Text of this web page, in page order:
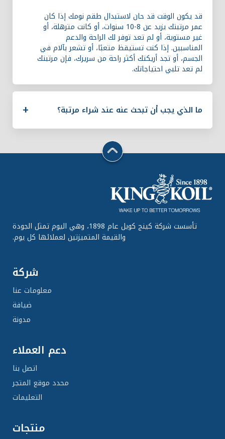
قد يكون الوقت قد حان لاستبدال طقم نومك إذا كان
عمر مرتبتك يزيد عن 8-10 سنوات، أو كانت مترهلة، أو
غير مستوية، أو لم تعد توفر لك الراحة والدعم
المناسبين. إذا كنت تستيقظ متعبًا، أو تشعر بآلام في
الجسم، أو تجد أريكتك أكثر راحة من سريرك، فإن مرتبتك
لم تعد تلبي احتياجاتك.
ما الذي يجب أن تبحث عنه عند شراء مرتبة؟
تأسست شركة كينج كويل عام 1898، وهي اليوم تمثل الجودة
والقيمة المتميزتين لعملائها كل يوم.
شركة
معلومات عنا
ضيافة
مدونة
دعم العملاء
اتصل بنا
محدد موقع المتجر
التعليمات
منتجات